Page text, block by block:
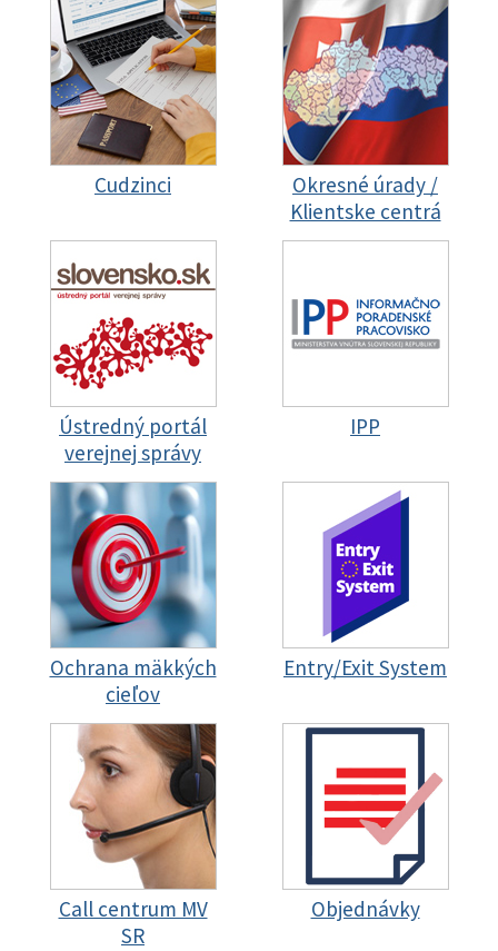
Cudzinci
Okresné úrady /
Klientske centrá
Ústredný portál
verejnej správy
IPP
Ochrana mäkkých
cieľov
Entry/Exit System
Call centrum MV
SR
Objednávky